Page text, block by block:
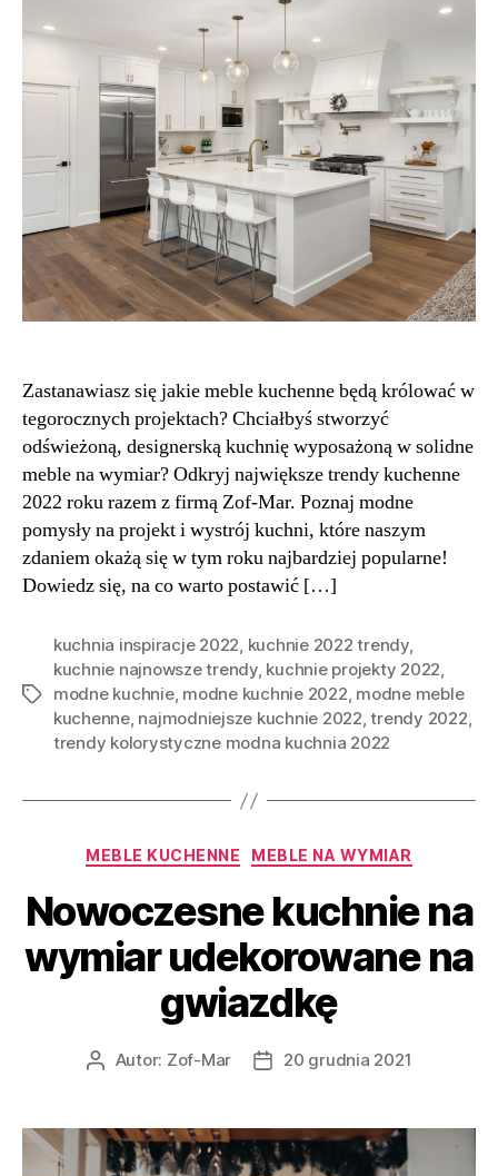
Zastanawiasz się jakie meble kuchenne będą królować w
tegorocznych projektach? Chciałbyś stworzyć
odświeżoną, designerską kuchnię wyposażoną w solidne
meble na wymiar? Odkryj największe trendy kuchenne
2022 roku razem z firmą Zof-Mar. Poznaj modne
pomysły na projekt i wystrój kuchni, które naszym
zdaniem okażą się w tym roku najbardziej popularne!
Dowiedz się, na co warto postawić […]
Tagi
kuchnia inspiracje 2022, kuchnie 2022 trendy,
kuchnie najnowsze trendy, kuchnie projekty 2022,
modne kuchnie, modne kuchnie 2022, modne meble
kuchenne, najmodniejsze kuchnie 2022,trendy 2022,
trendy kolorystyczne modna kuchnia 2022
Kategorie
MEBLE KUCHENNE MEBLE NA WYMIAR
Nowoczesne kuchnie na
wymiar udekorowane na
gwiazdkę
AutorAutor: Zof-Mar
Data20 grudnia 2021